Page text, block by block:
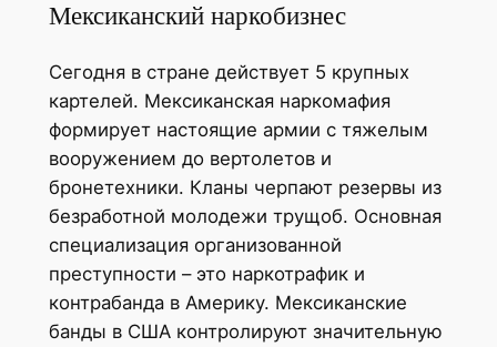
Мексиканский наркобизнес
Сегодня в стране действует 5 крупных
картелей. Мексиканская наркомафия
формирует настоящие армии с тяжелым
вооружением до вертолетов и
бронетехники. Кланы черпают резервы из
безработной молодежи трущоб. Основная
специализация организованной
преступности – это наркотрафик и
контрабанда в Америку. Мексиканские
банды в США контролируют значительную